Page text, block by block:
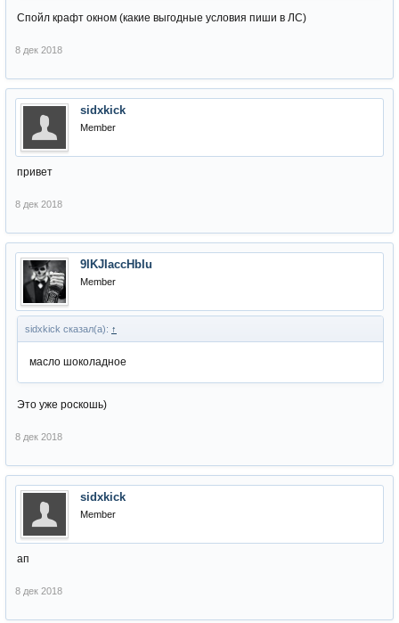
Спойл крафт окном (какие выгодные условия пиши в ЛС)
8 дек 2018
sidxkick
Member
привет
8 дек 2018
9IKJIaccHbIu
Member
sidxkick сказал(а): ↑
масло шоколадное
Это уже роскошь)
8 дек 2018
sidxkick
Member
ап
8 дек 2018